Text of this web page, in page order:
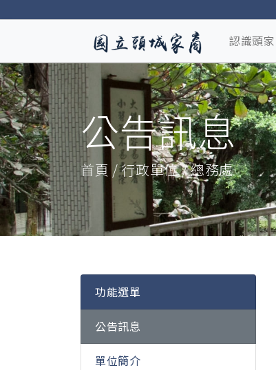
認識頭家
公告訊息
首頁 / 行政單位 / 總務處
功能選單
公告訊息
單位簡介